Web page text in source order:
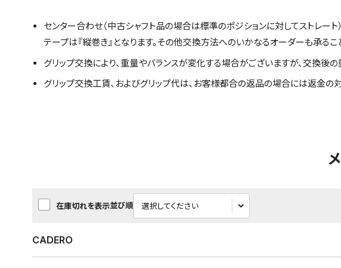
センター合わせ（中古シャフト品の場合は標準のポジションに対してストレート）
テープは『縦巻き』となります。その他交換方法へのいかなるオーダーも承るこ
グリップ交換により、重量やバランスが変化する場合がございますが、交換後
グリップ交換工賃、およびグリップ代は、お客様都合の返品の場合には返金の
在庫切れを表示並び順
CADERO